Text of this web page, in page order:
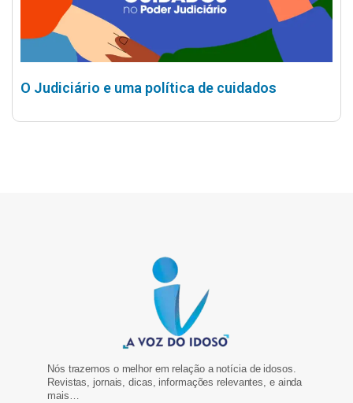
O Judiciário e uma política de cuidados
Nós trazemos o melhor em relação a notícia de idosos.
Revistas, jornais, dicas, informações relevantes, e ainda
mais…